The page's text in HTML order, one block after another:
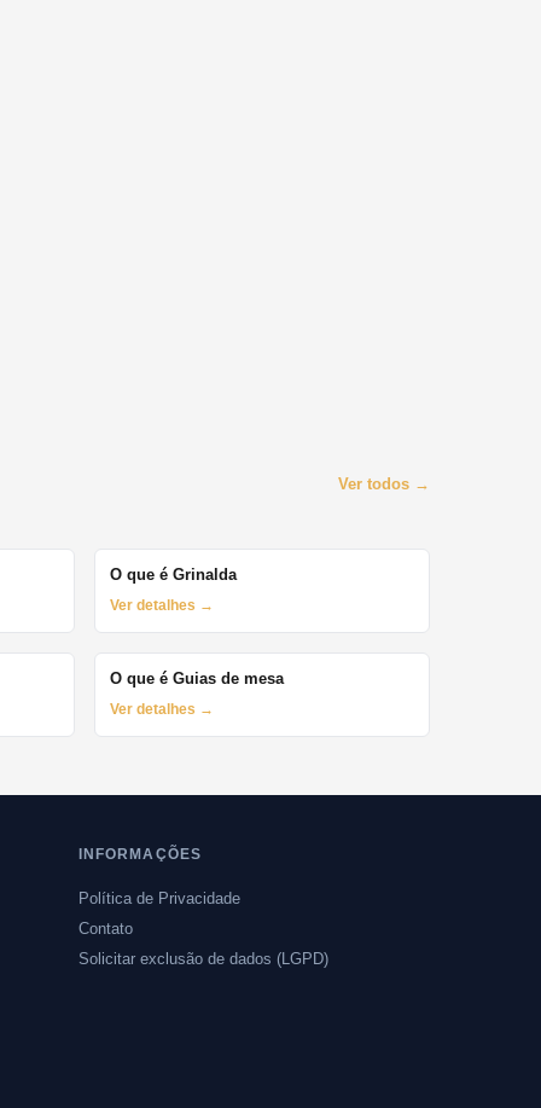
Ver todos →
O que é Grinalda
Ver detalhes →
O que é Guias de mesa
Ver detalhes →
INFORMAÇÕES
Política de Privacidade
Contato
Solicitar exclusão de dados (LGPD)